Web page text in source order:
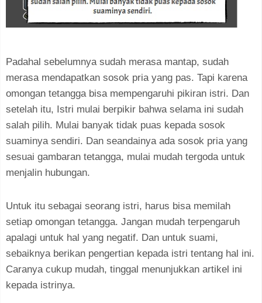
Padahal sebelumnya sudah merasa mantap, sudah
merasa mendapatkan sosok pria yang pas. Tapi karena
omongan tetangga bisa mempengaruhi pikiran istri. Dan
setelah itu, Istri mulai berpikir bahwa selama ini sudah
salah pilih. Mulai banyak tidak puas kepada sosok
suaminya sendiri. Dan seandainya ada sosok pria yang
sesuai gambaran tetangga, mulai mudah tergoda untuk
menjalin hubungan.
Untuk itu sebagai seorang istri, harus bisa memilah
setiap omongan tetangga. Jangan mudah terpengaruh
apalagi untuk hal yang negatif. Dan untuk suami,
sebaiknya berikan pengertian kepada istri tentang hal ini.
Caranya cukup mudah, tinggal menunjukkan artikel ini
kepada istrinya.